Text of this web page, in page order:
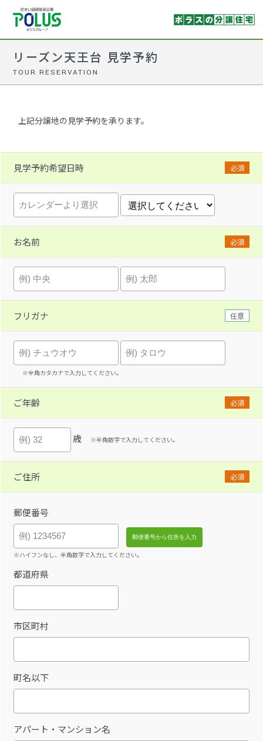
リーズン天王台 見学予約
TOUR RESERVATION
上記分譲地の見学予約を承ります。
見学予約希望日時 必須
お名前 必須
フリガナ 任意
※全角カタカナで入力してください。
ご年齢 必須
歳 ※半角数字で入力してください。
ご住所 必須
郵便番号
※ハイフンなし、半角数字で入力してください。
都道府県
市区町村
町名以下
アパート・マンション名